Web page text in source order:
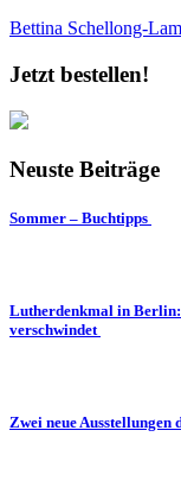
Bettina Schellong-
Jetzt bestellen!
Neuste Beiträge
Sommer – Buchtipps
Lutherdenkmal in Berlin:
verschwindet
Zwei neue